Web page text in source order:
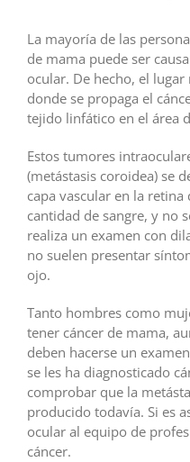
La mayoría de las
de mama puede ser
ocular. De hecho, el
donde se propaga el
tejido linfático en el área
Estos tumores
(metástasis coroidea) se
capa vascular en la
cantidad de sangre, y no
realiza un examen con
no suelen presentar
ojo.
Tanto hombres como
tener cáncer de mama,
deben hacerse un
se les ha diagnosticado
comprobar que la
producido todavía. Si es
ocular al equipo de
cáncer.